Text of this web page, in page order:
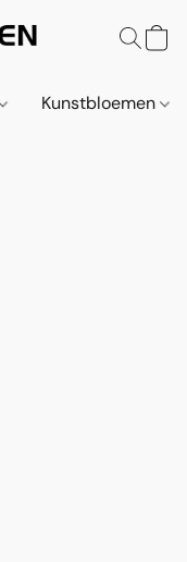
Kunstbloemen